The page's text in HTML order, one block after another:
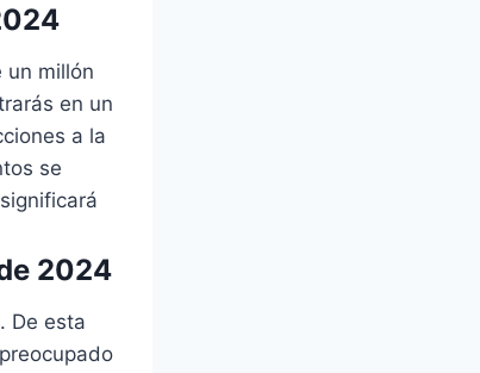
un millón
en un
a la
se
2024
De esta